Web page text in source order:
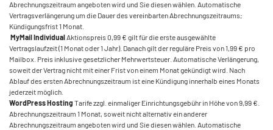
Abrechnungszeitraum angeboten wird und Sie diesen wählen. Automatische
Vertragsverlängerung um die Dauer des vereinbarten Abrechnungszeitraums;
Kündigungsfrist 1 Monat.
MyMail Individual Aktionspreis 0,99 € gilt für die erste ausgewählte
Vertragslaufzeit (1 Monat oder 1 Jahr). Danach gilt der reguläre Preis von 1,99 € pro
Mailbox. Preis inklusive gesetzlicher Mehrwertsteuer. Automatische Verlängerung,
soweit der Vertrag nicht mit einer Frist von einem Monat gekündigt wird. Nach
Ablauf des ersten Abrechnungszeitraum ist eine Kündigung innerhalb eines Monats
jederzeit möglich.
WordPress Hosting Tarife zzgl. einmaliger Einrichtungsgebühr in Höhe von 9,99 €.
Abrechnungszeitraum 1 Monat, soweit nicht alternativ ein anderer
Abrechnungszeitraum angeboten wird und Sie diesen wählen. Automatische